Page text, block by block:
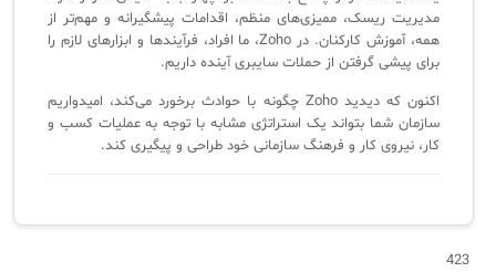
مدیریت ریسک، ممیزی‌های منظم، اقدامات پیشگیرانه و مهم‌تر از
همه، آموزش کارکنان. در Zoho، ما افراد، فرآیندها و ابزارهای لازم را
برای پیشی گرفتن از حملات سایبری آینده داریم.
اکنون که دیدید Zoho چگونه با حوادث برخورد می‌کند، امیدواریم
سازمان شما بتواند یک استراتژی مشابه با توجه به عملیات کسب و
کار، نیروی کار و فرهنگ سازمانی خود طراحی و پیگیری کند.
423